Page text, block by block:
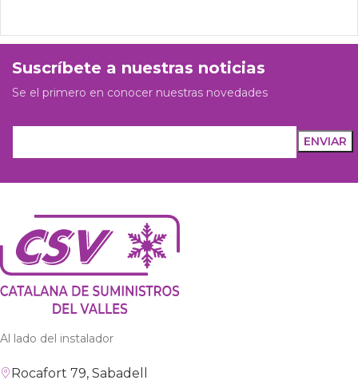
Suscríbete a nuestras noticias
Se el primero en conocer nuestras novedades
Al lado del instalador
Rocafort 79, Sabadell